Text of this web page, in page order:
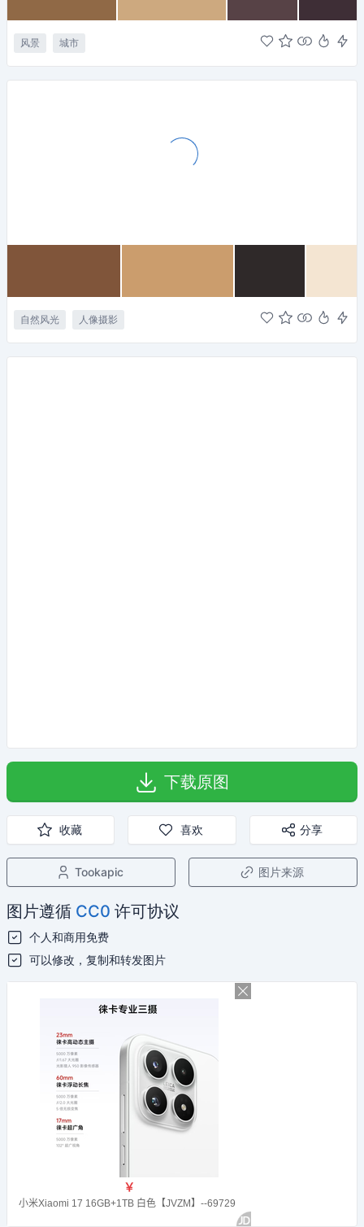
风景 城市
自然风光 人像摄影
下载原图
收藏 喜欢 分享
Tookapic 图片来源
图片遵循 CC0 许可协议
个人和商用免费
可以修改，复制和转发图片